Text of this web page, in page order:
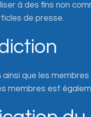
à des fins non
de presse.
que les
membres est